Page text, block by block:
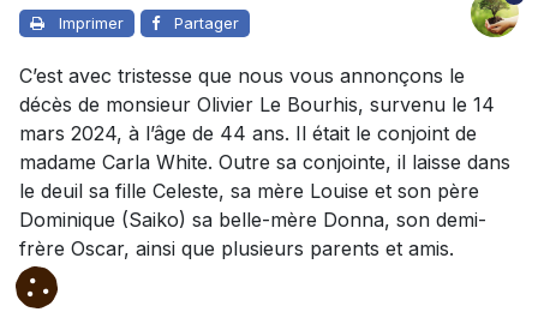
Imprimer Partager
C’est avec tristesse que nous vous annonçons le
décès de monsieur Olivier Le Bourhis, survenu le 14
mars 2024, à l’âge de 44 ans. Il était le conjoint de
madame Carla White. Outre sa conjointe, il laisse dans
le deuil sa fille Celeste, sa mère Louise et son père
Dominique (Saiko) sa belle-mère Donna, son demi-
frère Oscar, ainsi que plusieurs parents et amis.